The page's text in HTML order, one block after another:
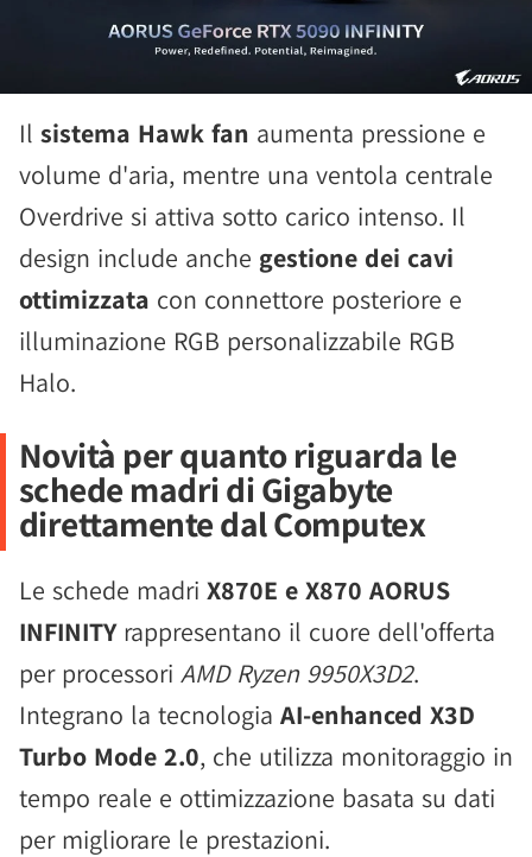
Il sistema Hawk fan aumenta pressione e
volume d'aria, mentre una ventola centrale
Overdrive si attiva sotto carico intenso. Il
design include anche gestione dei cavi
ottimizzata con connettore posteriore e
illuminazione RGB personalizzabile RGB
Halo.
Novità per quanto riguarda le
schede madri di Gigabyte
direttamente dal Computex
Le schede madri X870E e X870 AORUS
INFINITYrappresentano il cuore dell'offerta
per processori AMD Ryzen 9950X3D2.
Integrano la tecnologia AI-enhanced X3D
Turbo Mode 2.0, che utilizza monitoraggio in
tempo reale e ottimizzazione basata su dati
per migliorare le prestazioni.